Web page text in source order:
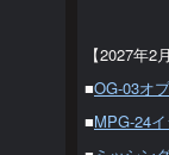
【2027年2
■OG-03オ
■MPG-24